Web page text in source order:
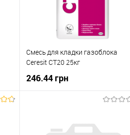
Смесь для кладки газоблока
Ceresit СТ20 25кг
246.44 грн
В корзину
Купити в 1 клік До